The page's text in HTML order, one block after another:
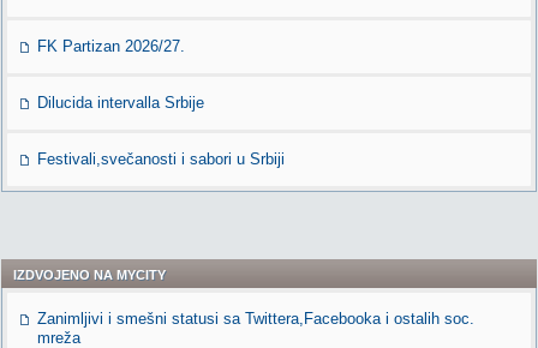
FK Partizan 2026/27.
Dilucida intervalla Srbije
Festivali,svečanosti i sabori u Srbiji
IZDVOJENO NA MYCITY
Zanimljivi i smešni statusi sa Twittera,Facebooka i ostalih soc.
mreža